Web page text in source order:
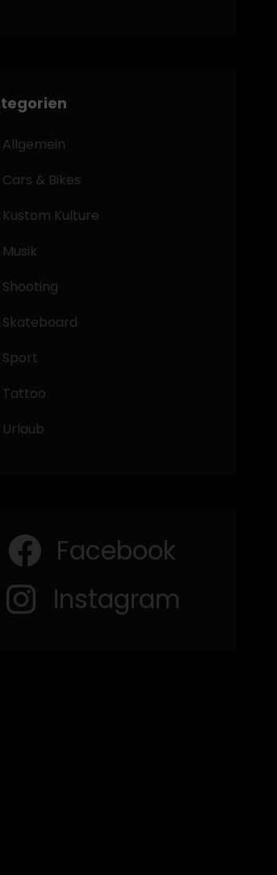
Allgemein
Cars & Bikes
Kustom Kulture
Musik
Shooting
Skateboard
Sport
Tattoo
Urlaub
Facebook
Instagram